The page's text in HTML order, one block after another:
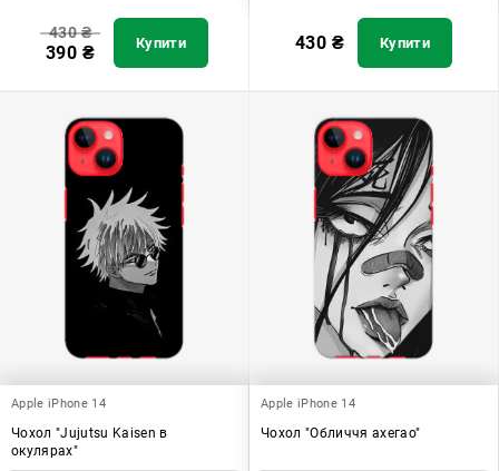
430₴
390 ₴ Купити 430 ₴ Купити
Apple iPhone 14
Чохол "Jujutsu Kaisen в
окулярах"
Apple iPhone 14
Чохол "Обличчя ахегао"